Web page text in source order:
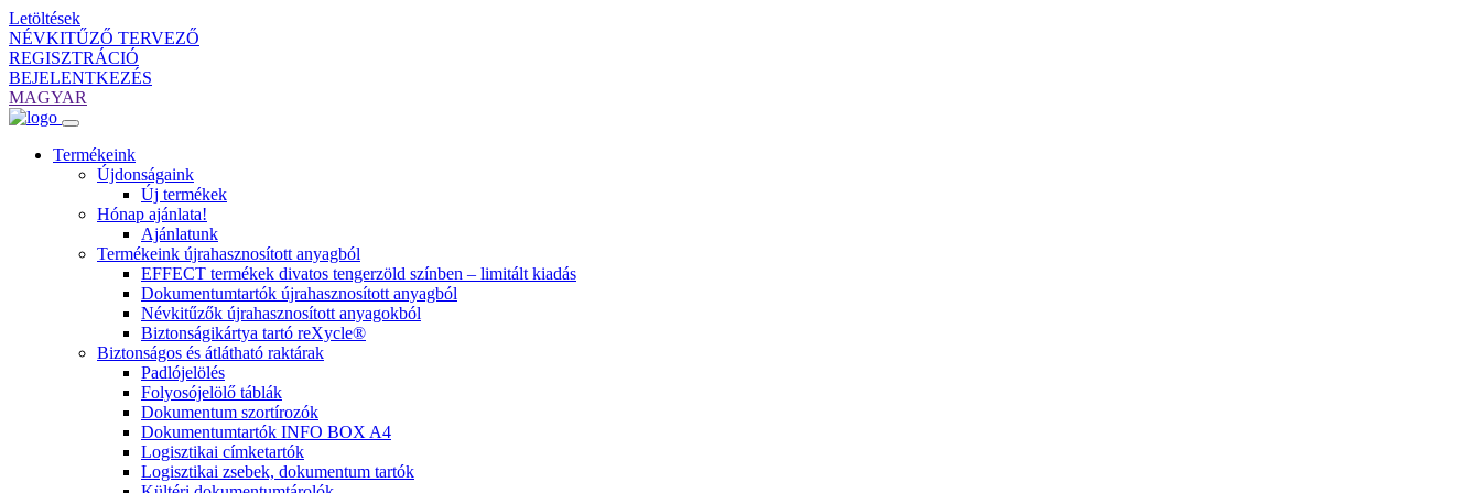
Letöltések
NÉVKITŰZŐ TERVEZŐ
REGISZTRÁCIÓ
BEJELENTKEZÉS
MAGYAR
Termékeink
Újdonságaink
Új termékek
Hónap ajánlata!
Ajánlatunk
Termékeink újrahasznosított anyagból
EFFECT termékek divatos tengerzöld színben – limitált kiadás
Dokumentumtartók újrahasznosított anyagból
Névkitűzők újrahasznosított anyagokból
Biztonságikártya tartó reXycle®
Biztonságos és átlátható raktárak
Padlójelölés
Folyosójelölő táblák
Dokumentum szortírozók
Dokumentumtartók INFO BOX A4
Logisztikai címketartók
Logisztikai zsebek, dokumentum tartók